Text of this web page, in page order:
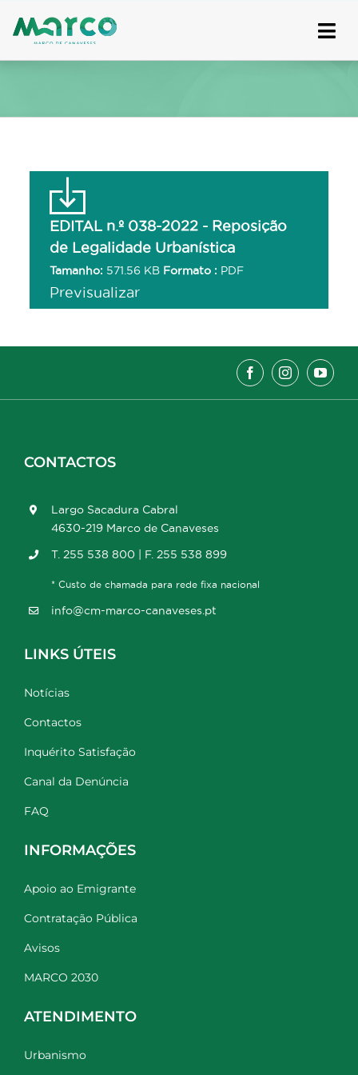
to
EDITAL n.º 038-2022 - Reposição
de Legalidade Urbanística
Tamanho: 571.56 KB Formato : PDF
Previsualizar
CONTACTOS
Largo Sacadura Cabral
4630-219 Marco de Canaveses
T. 255 538 800 | F. 255 538 899
* Custo de chamada para rede fixa nacional
info@cm-marco-canaveses.pt
LINKS ÚTEIS
Notícias
Contactos
Inquérito Satisfação
Canal da Denúncia
FAQ
INFORMAÇÕES
Apoio ao Emigrante
Contratação Pública
Avisos
MARCO 2030
ATENDIMENTO
Urbanismo